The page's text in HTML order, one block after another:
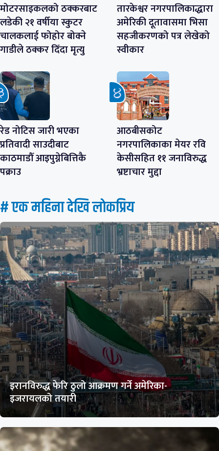
मोटरसाइकलको ठक्करबाट
लडेकी २१ वर्षीया स्कुटर
चालकलाई फोहोर बोक्ने
गाडीले ठक्कर दिँदा मृत्यु
तारकेश्वर नगरपालिकाद्धारा
अमेरिकी दूतावासमा भिसा
सहजीकरणको पत्र लेखेको
स्वीकार
रेड नोटिस जारी भएका
प्रतिवादी साउदीबाट
काठमाडौँ आइपुग्नेबित्तिकै
पक्राउ
आठबीसकोट
नगरपालिकाका मेयर रवि
केसीसहित ११ जनाविरुद्ध
भ्रष्टाचार मुद्दा
# एक महिना देखि लाेकप्रिय
इरानविरुद्ध फेरि ठुलो आक्रमण गर्ने अमेरिका-
इजरायलको तयारी